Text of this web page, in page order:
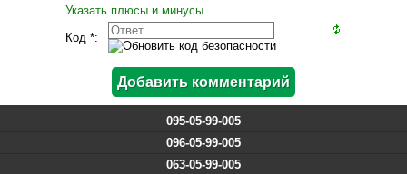
Указать плюсы и минусы
Код *:
095-05-99-005
096-05-99-005
063-05-99-005